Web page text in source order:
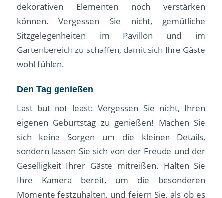
dekorativen Elementen noch verstärken
können. Vergessen Sie nicht, gemütliche
Sitzgelegenheiten im Pavillon und im
Gartenbereich zu schaffen, damit sich Ihre Gäste
wohl fühlen.
Den Tag genießen
Last but not least: Vergessen Sie nicht, Ihren
eigenen Geburtstag zu genießen! Machen Sie
sich keine Sorgen um die kleinen Details,
sondern lassen Sie sich von der Freude und der
Geselligkeit Ihrer Gäste mitreißen. Halten Sie
Ihre Kamera bereit, um die besonderen
Momente festzuhalten, und feiern Sie, als ob es